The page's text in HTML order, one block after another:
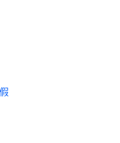
新手教學｜全方位排班系